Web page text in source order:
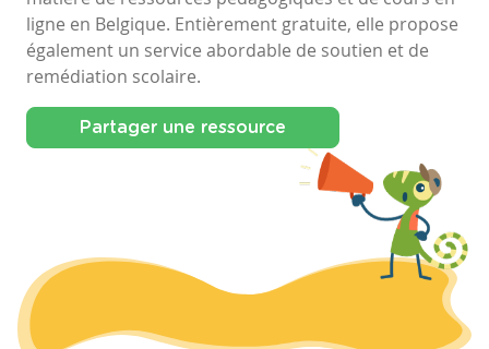
ligne en Belgique. Entièrement gratuite, elle propose
également un service abordable de soutien et de
remédiation scolaire.
Partager une ressource